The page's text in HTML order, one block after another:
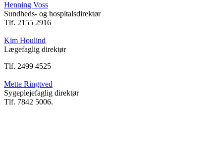
Henning Voss
Sundheds- og hospitalsdirektør
Tlf. 2155 2916
Kim Houlind
Lægefaglig direktør
Tlf. 2499 4525
Mette Ringtved
Sygeplejefaglig direktør
Tlf. 7842 5006.